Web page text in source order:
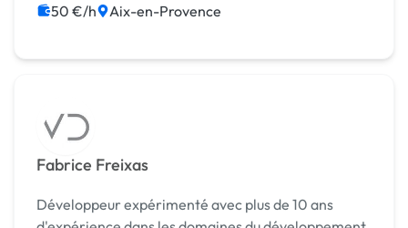
Développement spécifique
50 €/h Aix-en-Provence
Fabrice Freixas
Développeur expérimenté avec plus de 10 ans